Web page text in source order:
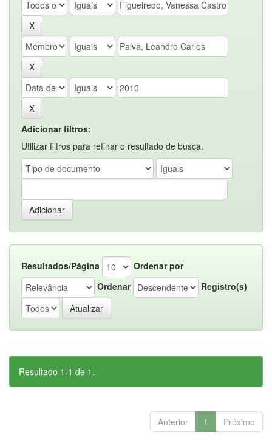
Adicionar filtros:
Utilizar filtros para refinar o resultado de busca.
Resultados/Página
Ordenar por
Ordenar
Registro(s)
Resultado 1-1 de 1.
Anterior 1 Próximo